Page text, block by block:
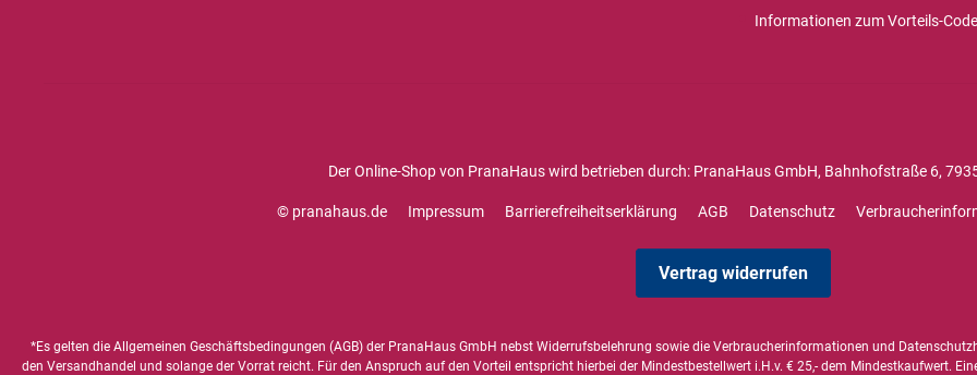
Informationen zum Vorteils-Code
Der Online-Shop von PranaHaus wird betrieben durch: PranaHaus GmbH, Bahnhofstraße 6,
© pranahaus.de Impressum Barrierefreiheitserklärung AGB Datenschutz
Vertrag widerrufen
*Es gelten die Allgemeinen Geschäftsbedingungen (AGB) der PranaHaus GmbH nebst Widerrufsbelehrung sowie die Verbraucherinformationen und
den Versandhandel und solange der Vorrat reicht. Für den Anspruch auf den Vorteil entspricht hierbei der Mindestbestellwert i.H.v. € 25,- dem Mindestkaufwert.